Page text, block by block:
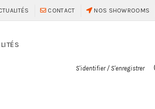
CONTACT NOS SHOWROOMS
S'identifier / S'enregistrer